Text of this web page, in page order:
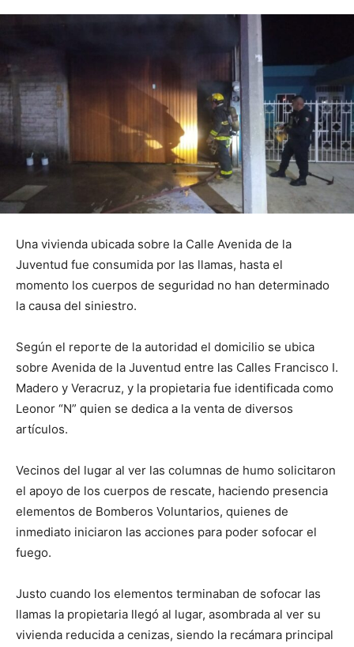
Una vivienda ubicada sobre la Calle Avenida de la
Juventud fue consumida por las llamas, hasta el
momento los cuerpos de seguridad no han determinado
la causa del siniestro.
Según el reporte de la autoridad el domicilio se ubica
sobre Avenida de la Juventud entre las Calles Francisco I.
Madero y Veracruz, y la propietaria fue identificada como
Leonor “N” quien se dedica a la venta de diversos
artículos.
Vecinos del lugar al ver las columnas de humo solicitaron
el apoyo de los cuerpos de rescate, haciendo presencia
elementos de Bomberos Voluntarios, quienes de
inmediato iniciaron las acciones para poder sofocar el
fuego.
Justo cuando los elementos terminaban de sofocar las
llamas la propietaria llegó al lugar, asombrada al ver su
vivienda reducida a cenizas, siendo la recámara principal